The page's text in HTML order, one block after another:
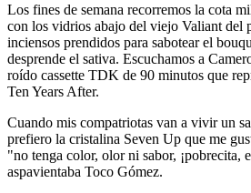
Los fines de semana recorremos la cota
con los vidrios abajo del viejo Valiant del
inciensos prendidos para sabotear el
desprende el sativa. Escuchamos a
roído cassette TDK de 90 minutos que
Ten Years After.
Cuando mis compatriotas van a vivir un
prefiero la cristalina Seven Up que me
"no tenga color, olor ni sabor, ¡pobrecita,
aspavientaba Toco Gómez.